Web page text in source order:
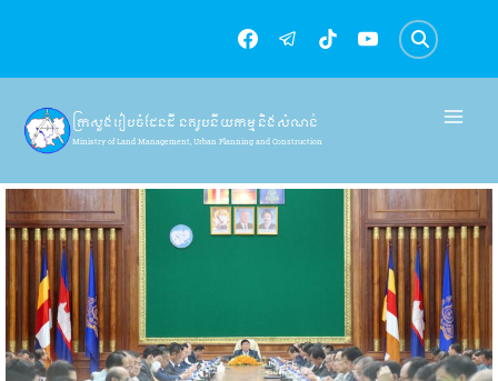
content
ក្រសួងរៀបចំដែនដី នគរូបនីយកម្ម និងសំណង់
Ministry of Land Management, Urban Planning and Construction